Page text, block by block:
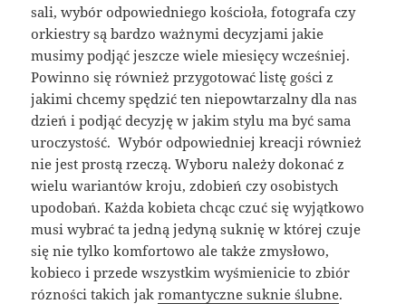
sali, wybór odpowiedniego kościoła, fotografa czy
orkiestry są bardzo ważnymi decyzjami jakie
musimy podjąć jeszcze wiele miesięcy wcześniej.
Powinno się również przygotować listę gości z
jakimi chcemy spędzić ten niepowtarzalny dla nas
dzień i podjąć decyzję w jakim stylu ma być sama
uroczystość. Wybór odpowiedniej kreacji również
nie jest prostą rzeczą. Wyboru należy dokonać z
wielu wariantów kroju, zdobień czy osobistych
upodobań. Każda kobieta chcąc czuć się wyjątkowo
musi wybrać ta jedną jedyną suknię w której czuje
się nie tylko komfortowo ale także zmysłowo,
kobieco i przede wszystkim wyśmienicie to zbiór
rózności takich jakromantyczne suknie ślubne.